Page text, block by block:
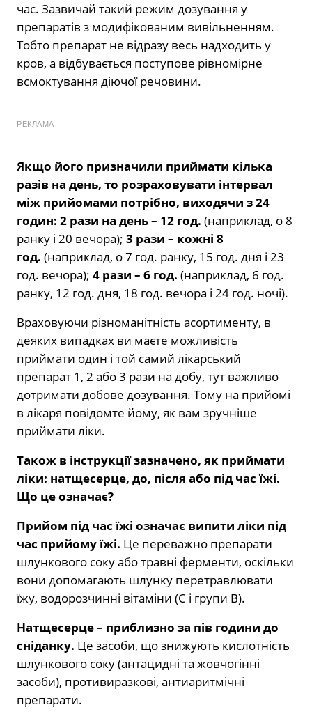
час. Зазвичай такий режим дозування у
препаратів з модифікованим вивільненням.
Тобто препарат не відразу весь надходить у
кров, а відбувається поступове рівномірне
всмоктування діючої речовини.
РЕКЛАМА
Якщо його призначили приймати кілька
разів на день, то розраховувати інтервал
між прийомами потрібно, виходячи з 24
годин: 2 рази на день – 12 год. (наприклад, о 8
ранку і 20 вечора); 3 рази – кожні 8
год. (наприклад, о 7 год. ранку, 15 год. дня і 23
год. вечора); 4 рази – 6 год. (наприклад, 6 год.
ранку, 12 год. дня, 18 год. вечора і 24 год. ночі).
Враховуючи різноманітність асортименту, в
деяких випадках ви маєте можливість
приймати один і той самий лікарський
препарат 1, 2 або 3 рази на добу, тут важливо
дотримати добове дозування. Тому на прийомі
в лікаря повідомте йому, як вам зручніше
приймати ліки.
Також в інструкції зазначено, як приймати
ліки: натщесерце, до, після або під час їжі.
Що це означає?
Прийом під час їжі означає випити ліки під
час прийому їжі. Це переважно препарати
шлункового соку або травні ферменти, оскільки
вони допомагають шлунку перетравлювати
їжу, водорозчинні вітаміни (С і групи В).
Натщесерце – приблизно за пів години до
сніданку. Це засоби, що знижують кислотність
шлункового соку (антацидні та жовчогінні
засоби), противиразкові, антиаритмічні
препарати.